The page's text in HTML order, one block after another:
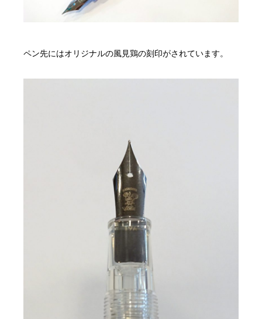
ペン先にはオリジナルの風見鶏の刻印がされています。